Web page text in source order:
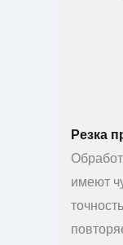
Резка
имеют